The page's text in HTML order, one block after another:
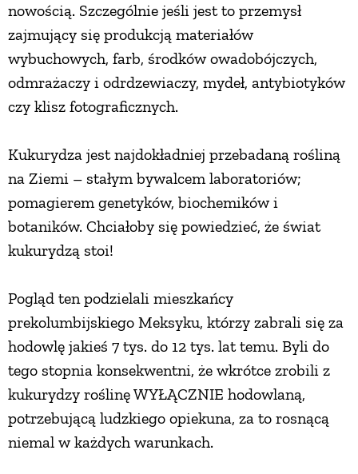
nowością. Szczególnie jeśli jest to przemysł
zajmujący się produkcją materiałów
wybuchowych, farb, środków owadobójczych,
odmrażaczy i odrdzewiaczy, mydeł, antybiotyków
czy klisz fotograficznych.
Kukurydza jest najdokładniej przebadaną rośliną
na Ziemi – stałym bywalcem laboratoriów;
pomagierem genetyków, biochemików i
botaników. Chciałoby się powiedzieć, że świat
kukurydzą stoi!
Pogląd ten podzielali mieszkańcy
prekolumbijskiego Meksyku, którzy zabrali się za
hodowlę jakieś 7 tys. do 12 tys. lat temu. Byli do
tego stopnia konsekwentni, że wkrótce zrobili z
kukurydzy roślinę WYŁĄCZNIE hodowlaną,
potrzebującą ludzkiego opiekuna, za to rosnącą
niemal w każdych warunkach.